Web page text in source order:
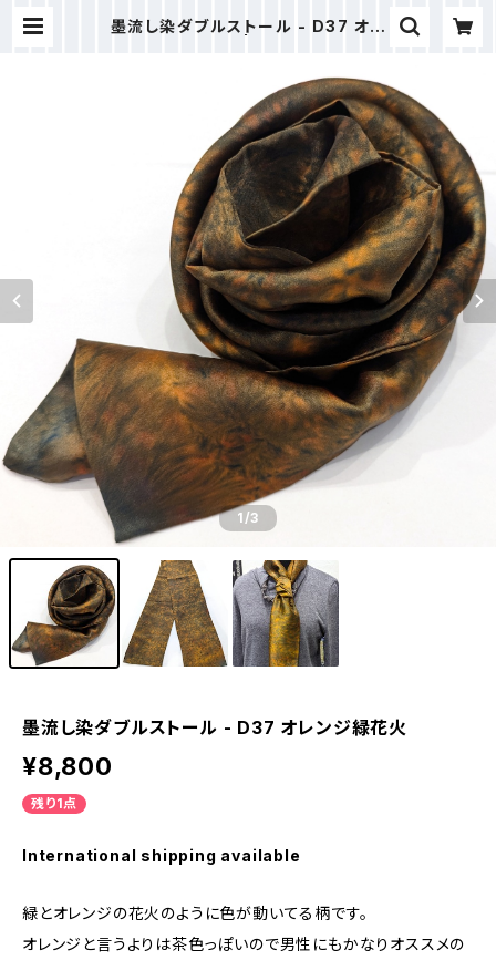
墨流し染ダブルストール - D37 オレ
1/3
墨流し染ダブルストール - D37 オレンジ緑花火
¥8,800
残り1点
International shipping available
緑とオレンジの花火のように色が動いてる柄です。
オレンジと言うよりは茶色っぽいので男性にもかなりオススメの